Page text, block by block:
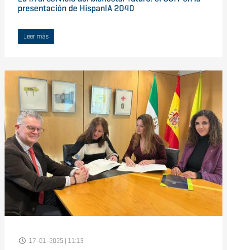
presentación de HispanIA 2040
Leer más
17-01-2025 | 11:13